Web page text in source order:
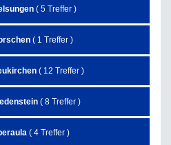
( 5 Treffer )
( 1 Treffer )
( 12 Treffer )
( 8 Treffer )
( 4 Treffer )